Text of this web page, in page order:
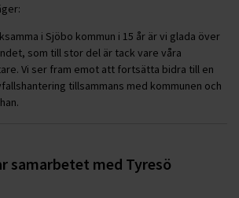
i Sjöbo kommun i 15 år är vi glada över
som till stor del är tack vare våra
Vi ser fram emot att fortsätta bidra till en
tillsammans med kommunen och
samarbetet med Tyresö